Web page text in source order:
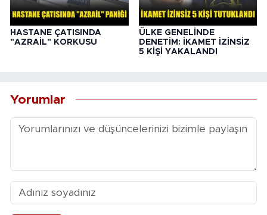
HASTANE ÇATISINDA
"AZRAİL" KORKUSU
ÜLKE GENELİNDE
DENETİM: İKAMET İZİNSİZ
5 KİŞİ YAKALANDI
Yorumlar